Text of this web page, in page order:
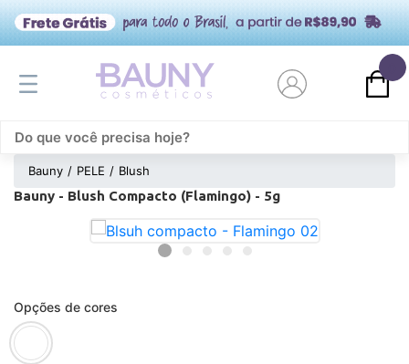
Bauny PELE Blush
Bauny - Blush Compacto (Flamingo) - 5g
Opções de cores